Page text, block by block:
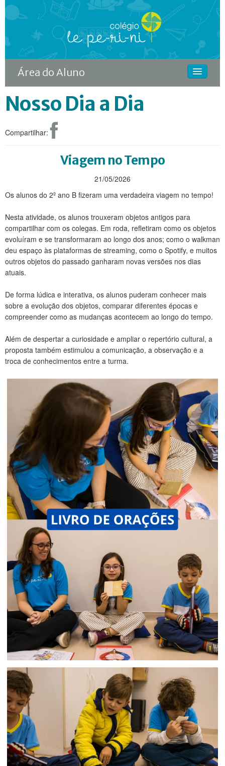
Área do Aluno
CURSOS
DIFERENCIAIS
MATRÍCULA
CONTINUIDADE RODIN
CONTATO
Nosso Dia a Dia
Compartilhar:
Viagem no Tempo
21/05/2026
Os alunos do 2º ano B fizeram uma verdadeira viagem no tempo!
Nesta atividade, os alunos trouxeram objetos antigos para
compartilhar com os colegas. Em roda, refletiram como os objetos
evoluíram e se transformaram ao longo dos anos; como o walkman
deu espaço às plataformas de streaming, como o Spotify, e muitos
outros objetos do passado ganharam novas versões nos dias
atuais.
De forma lúdica e interativa, os alunos puderam conhecer mais
sobre a evolução dos objetos, comparar diferentes épocas e
compreender como as mudanças acontecem ao longo do tempo.
Além de despertar a curiosidade e ampliar o repertório cultural, a
proposta também estimulou a comunicação, a observação e a
troca de conhecimentos entre a turma.